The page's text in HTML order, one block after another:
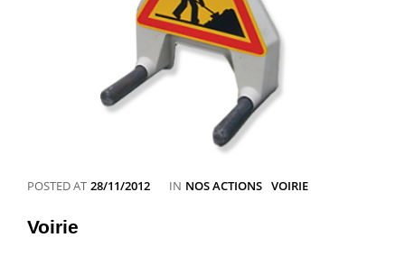
POSTED AT 28/11/2012 IN CATEGORIES
NOS ACTIONS VOIRIE
Voirie